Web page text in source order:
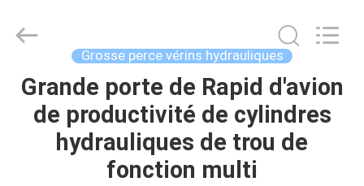
MAISON
EQUIPMENT
CO.,LTD.
Grosse perce vérins hydrauliques
Grande porte de Rapid d'avion
de productivité de cylindres
hydrauliques de trou de
fonction multi